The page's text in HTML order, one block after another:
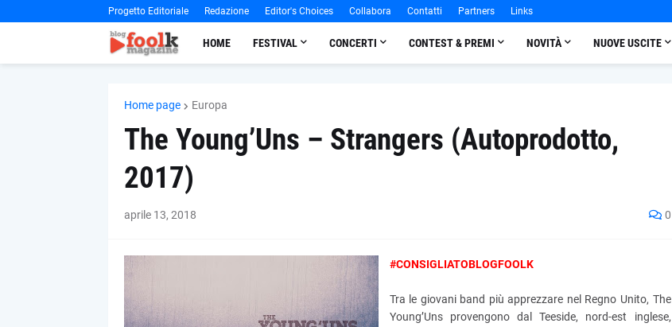
Progetto Editoriale Redazione Editor's Choices Collabora Contatti Partners Links
HOME FESTIVAL CONCERTI CONTEST & PREMI NOVITÀ NUOVE USCITE
Home page Europa
The Young’Uns – Strangers (Autoprodotto,
2017)
aprile 13, 2018 0
#CONSIGLIATOBLOGFOOLK
Tra le giovani band più apprezzare nel Regno Unito, The
Young’Uns provengono dal Teeside, nord-est inglese,